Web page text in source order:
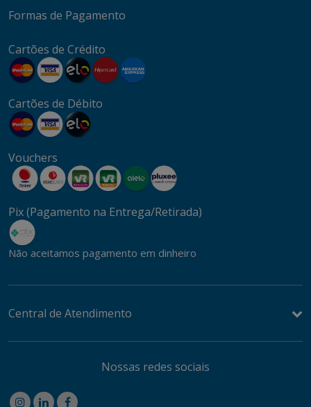
Formas de Pagamento
Cartões de Crédito
Cartões de Débito
Vouchers
Pix (Pagamento na Entrega/Retirada)
Não aceitamos pagamento em dinheiro
Central de Atendimento
Nossas redes sociais